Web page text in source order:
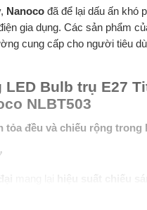
Nanoco đã để lại dấu ấn khó
gia dụng. Các sản phẩm
cung cấp cho người tiêu
Bulb trụ E27
NLBT503
tỏa đều và chiếu rộng